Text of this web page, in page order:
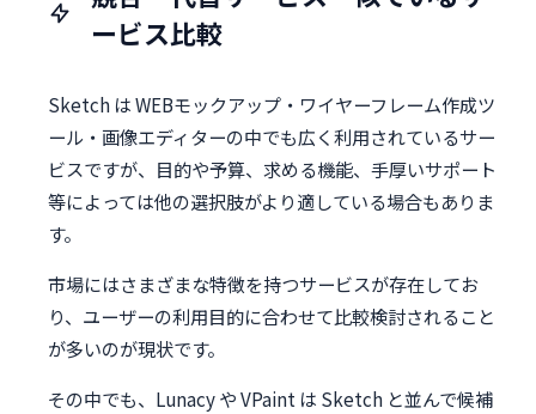
ービス比較
Sketch は WEBモックアップ・ワイヤーフレーム作成ツ
ール・画像エディターの中でも広く利用されているサー
ビスですが、目的や予算、求める機能、手厚いサポート
等によっては他の選択肢がより適している場合もありま
す。
市場にはさまざまな特徴を持つサービスが存在してお
り、ユーザーの利用目的に合わせて比較検討されること
が多いのが現状です。
その中でも、Lunacy や VPaint は Sketch と並んで候補